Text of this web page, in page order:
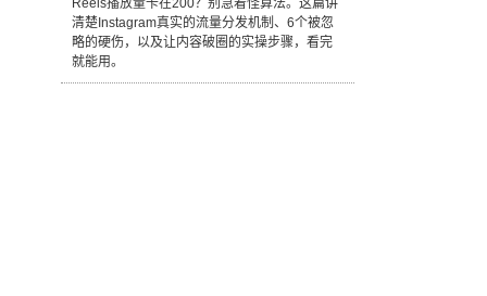
Reels播放量卡在200？别急着怪算法。这篇讲
清楚Instagram真实的流量分发机制、6个被忽
略的硬伤，以及让内容破圈的实操步骤，看完
就能用。